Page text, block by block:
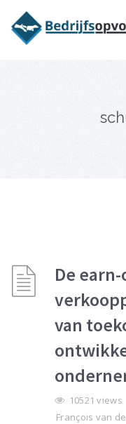
De
van
10521 views
François van
bedrijfsopvolging voor
juridisch